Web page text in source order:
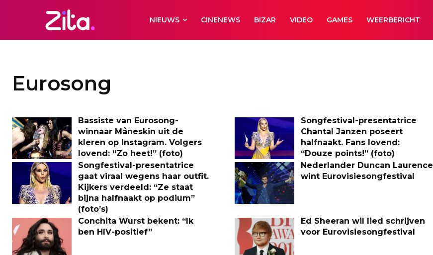
NIEUWS CINENEWS BIZAR VIDEO GAMES WEERBERICHT
Eurosong
Bassiste van Eurosong-
winnaar Måneskin uit de
kleren op Instagram. Volgers
lovend: “Zo heet!” (foto)
Songfestival-presentatrice
Chantal Janzen poseert
halfnaakt. Fans lovend:
“Douze points!” (foto)
Songfestival-presentatrice
gaat viraal wegens haar outfit.
Kijkers verdeeld: “Ze staat
bijna halfnaakt op podium”
(foto’s)
Nederlander Duncan Laurence
wint Eurovisiesongfestival
Conchita Wurst bekent: “Ik
ben HIV-positief”
Ed Sheeran wil lied schrijven
voor Eurovisiesongfestival